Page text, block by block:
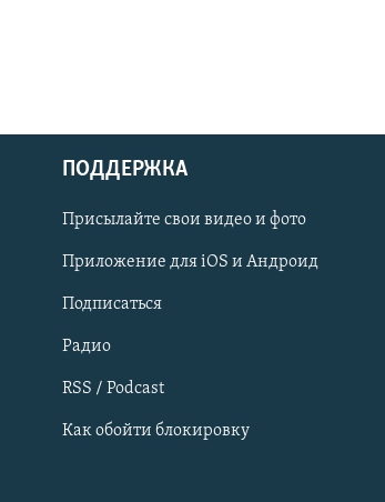
Українською
Qırımtatar
ПРИСОЕДИНЯЙТЕСЬ!
ПОДДЕРЖКА
Присылайте свои видео и фото
Приложение для iOS и Андроид
Подписаться
Радио
RSS / Podcast
Как обойти блокировку